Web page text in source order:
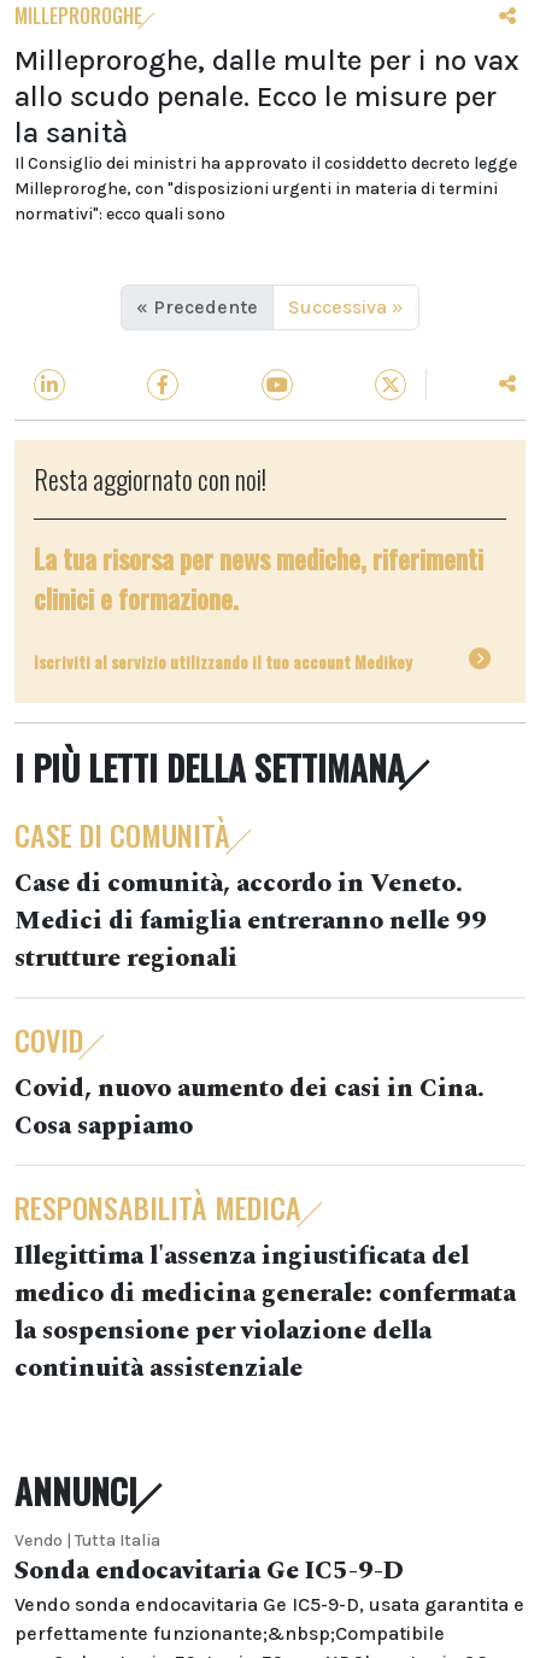
MILLEPROROGHE
Milleproroghe, dalle multe per i no vax
allo scudo penale. Ecco le misure per
la sanità
Il Consiglio dei ministri ha approvato il cosiddetto decreto legge
Milleproroghe, con "disposizioni urgenti in materia di termini
normativi": ecco quali sono
« Precedente Successiva »
Resta aggiornato con noi!
La tua risorsa per news mediche, riferimenti
clinici e formazione.
Iscriviti al servizio utilizzando il tuo account Medikey
I PIÙ LETTI DELLA SETTIMANA
CASE DI COMUNITÀ
Case di comunità, accordo in Veneto.
Medici di famiglia entreranno nelle 99
strutture regionali
COVID
Covid, nuovo aumento dei casi in Cina.
Cosa sappiamo
RESPONSABILITÀ MEDICA
Illegittima l'assenza ingiustificata del
medico di medicina generale: confermata
la sospensione per violazione della
continuità assistenziale
ANNUNCI
Vendo | Tutta Italia
Sonda endocavitaria Ge IC5-9-D
Vendo sonda endocavitaria Ge IC5-9-D, usata garantita e
perfettamente funzionante;&nbsp;Compatibile